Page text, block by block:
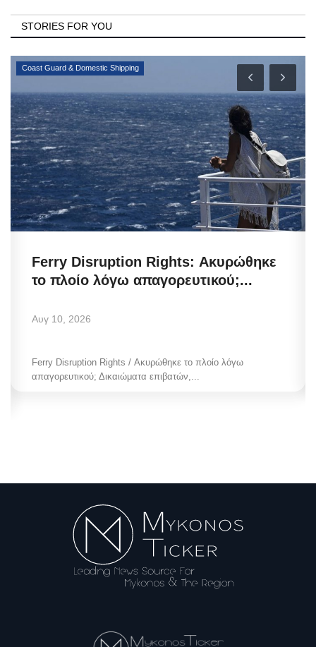
STORIES FOR YOU
Coast Guard & Domestic Shipping
Ferry Disruption Rights: Ακυρώθηκε
το πλοίο λόγω απαγορευτικού;...
Αυγ 10, 2026
Ferry Disruption Rights / Ακυρώθηκε το πλοίο λόγω
απαγορευτικού; Δικαιώματα επιβατών,...